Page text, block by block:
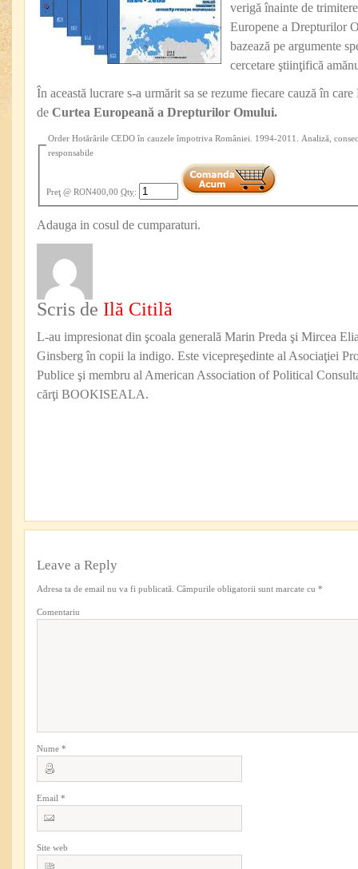
verigă înainte de
Europene a Drepturilor
bazează pe argumente
cercetare ştiinţifică
În această lucrare s-a urmărit sa se rezume fiecare cauză în
de Curtea Europeană a Drepturilor Omului.
Order Hotărârile CEDO în cauzele împotriva României. 1994-2011. Analiză,
responsabile
Preţ @ RON400,00 Qty:
Adauga in cosul de cumparaturi.
Scris de Ilă Citilă
L-au impresionat din şcoala generală Marin Preda şi Mircea
Ginsberg în copii la indigo. Este vicepreşedinte al Asociaţiei
Publice şi membru al American Association of Political
cărţi BOOKISEALA.
Leave a Reply
Adresa ta de email nu va fi publicată. Câmpurile obligatorii sunt marcate cu *
Comentariu
Nume *
Email *
Site web